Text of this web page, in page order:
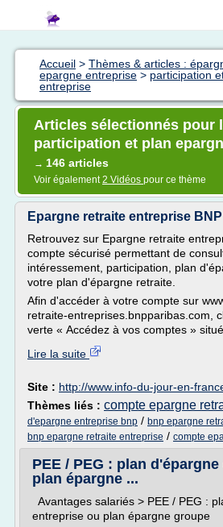
Accueil > Thèmes & articles :
epargne entreprise > participation
entreprise
Articles sélectionnés pour
participation et plan
→ 146 articles
Voir également2 Vidéos pour ce thème
Epargne retraite entreprise
Retrouvez sur Epargne retraite
compte sécurisé permettant de
intéressement, participation, plan
votre plan d'épargne retraite.
Afin d'accéder à votre compte sur
retraite-entreprises.bnpparibas.com,
verte « Accédez à vos comptes » situé
Lire la suite
Site : http://www.info-du-jour-en-
Thèmes liés : compte epargne
d'epargne entreprise bnp / bnp epargne
bnp epargne retraite entreprise / compte
PEE / PEG : plan
plan épargne ...
Avantages salariés > PEE / PEG :
entreprise ou plan épargne groupe